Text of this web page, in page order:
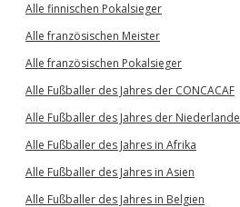
Alle finnischen Pokalsieger
Alle französischen Meister
Alle französischen Pokalsieger
Alle Fußballer des Jahres der CONCACAF
Alle Fußballer des Jahres der Niederlande
Alle Fußballer des Jahres in Afrika
Alle Fußballer des Jahres in Asien
Alle Fußballer des Jahres in Belgien